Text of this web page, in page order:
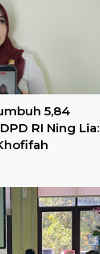
5,84
RI Ning Lia: